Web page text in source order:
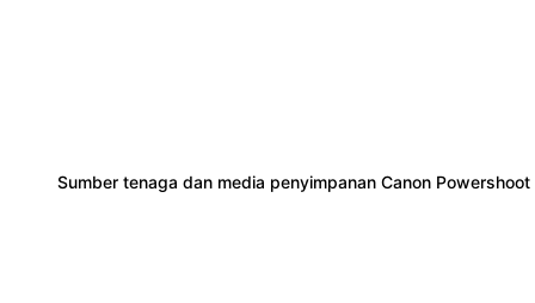
Sumber tenaga dan media penyimpanan Canon